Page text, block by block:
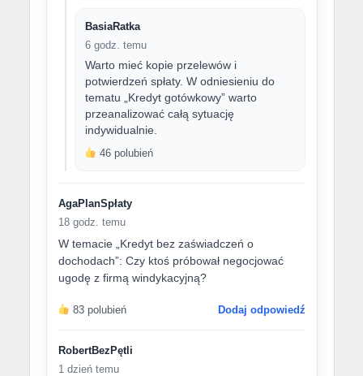
BasiaRatka
6 godz. temu
Warto mieć kopie przelewów i
potwierdzeń spłaty. W odniesieniu do
tematu „Kredyt gotówkowy” warto
przeanalizować całą sytuację
indywidualnie.
46 polubień
AgaPlanSpłaty
18 godz. temu
W temacie „Kredyt bez zaświadczeń o
dochodach”: Czy ktoś próbował negocjować
ugodę z firmą windykacyjną?
83 polubień Dodaj odpowiedź
RobertBezPętli
1 dzień temu